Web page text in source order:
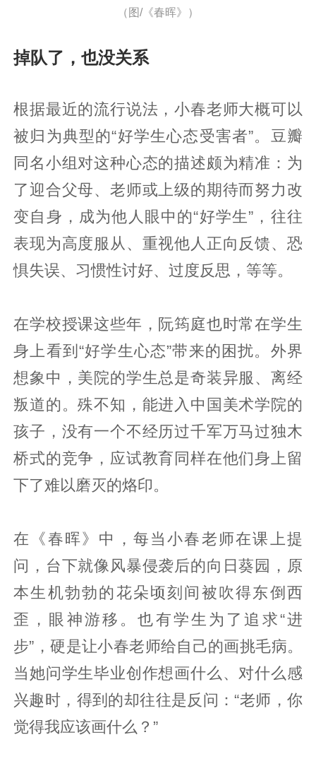
（图/《春晖》）
掉队了，也没关系
根据最近的流行说法，小春老师大概可以
被归为典型的“好学生心态受害者”。豆瓣
同名小组对这种心态的描述颇为精准：为
了迎合父母、老师或上级的期待而努力改
变自身，成为他人眼中的“好学生”，往往
表现为高度服从、重视他人正向反馈、恐
惧失误、习惯性讨好、过度反思，等等。
在学校授课这些年，阮筠庭也时常在学生
身上看到“好学生心态”带来的困扰。外界
想象中，美院的学生总是奇装异服、离经
叛道的。殊不知，能进入中国美术学院的
孩子，没有一个不经历过千军万马过独木
桥式的竞争，应试教育同样在他们身上留
下了难以磨灭的烙印。
在《春晖》中，每当小春老师在课上提
问，台下就像风暴侵袭后的向日葵园，原
本生机勃勃的花朵顷刻间被吹得东倒西
歪，眼神游移。也有学生为了追求“进
步”，硬是让小春老师给自己的画挑毛病。
当她问学生毕业创作想画什么、对什么感
兴趣时，得到的却往往是反问：“老师，你
觉得我应该画什么？”